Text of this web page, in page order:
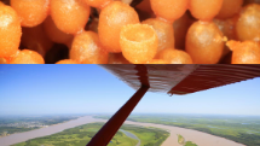
FRANCE : 100 000
ABEILLES EN PRISON